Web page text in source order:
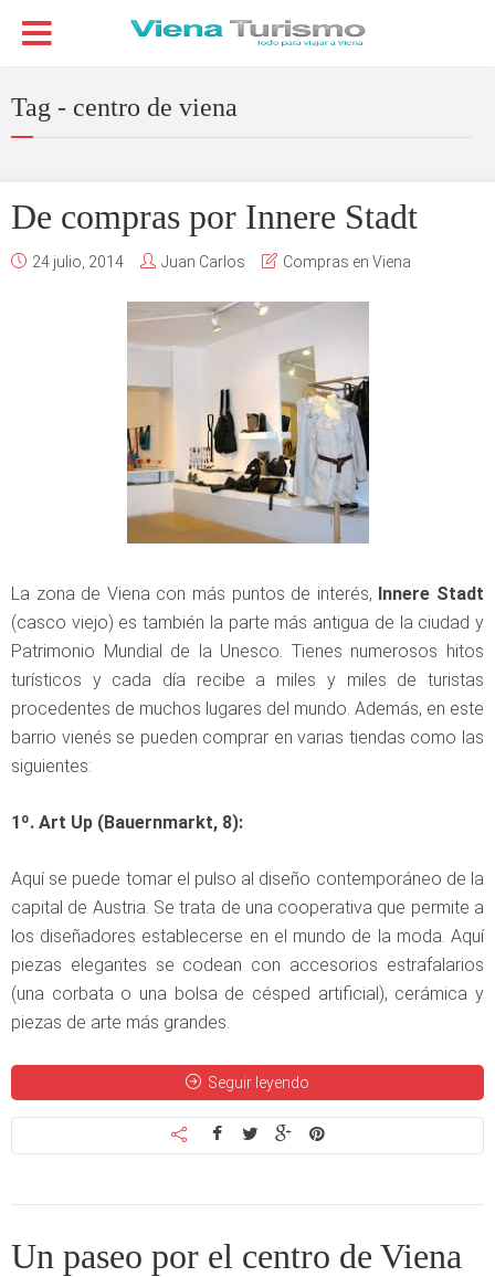
Tag - centro de viena
De compras por Innere Stadt
24 julio, 2014 Juan Carlos Compras en Viena
La zona de Viena con más puntos de interés, Innere Stadt
(casco viejo) es también la parte más antigua de la ciudad y
Patrimonio Mundial de la Unesco. Tienes numerosos hitos
turísticos y cada día recibe a miles y miles de turistas
procedentes de muchos lugares del mundo. Además, en este
barrio vienés se pueden comprar en varias tiendas como las
siguientes:
1º. Art Up (Bauernmarkt, 8):
Aquí se puede tomar el pulso al diseño contemporáneo de la
capital de Austria. Se trata de una cooperativa que permite a
los diseñadores establecerse en el mundo de la moda. Aquí
piezas elegantes se codean con accesorios estrafalarios
(una corbata o una bolsa de césped artificial), cerámica y
piezas de arte más grandes.
Seguir leyendo
Un paseo por el centro de Viena